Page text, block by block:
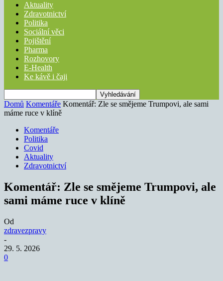
Aktuality
Zdravotnictví
Politika
Sociální věci
Pojištění
Pharma
Rozhovory
E-Health
Ke kávě i čaji
Domů Komentáře Komentář: Zle se smějeme Trumpovi, ale sami
máme ruce v klíně
Komentáře
Politika
Covid
Aktuality
Zdravotnictví
Komentář: Zle se smějeme Trumpovi, ale
sami máme ruce v klíně
Od
zdravezpravy
-
29. 5. 2026
0